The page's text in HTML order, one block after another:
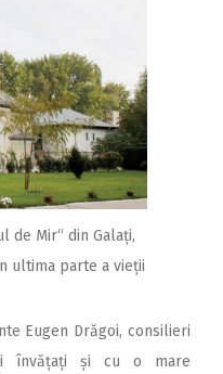
de Mir“ din Galați,
ultima parte a vieții
Eugen Drăgoi, consilieri
învățați și cu o mare